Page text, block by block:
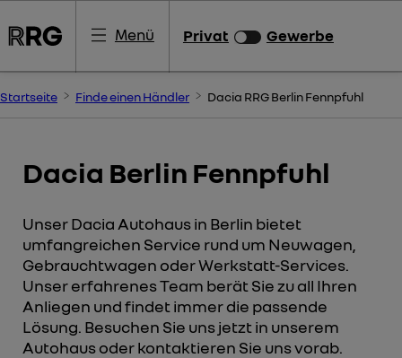
Menü Privat Gewerbe
Startseite Finde einen Händler Dacia RRG Berlin Fennpfuhl
Dacia Berlin Fennpfuhl
Unser Dacia Autohaus in Berlin bietet
umfangreichen Service rund um Neuwagen,
Gebrauchtwagen oder Werkstatt-Services.
Unser erfahrenes Team berät Sie zu all Ihren
Anliegen und findet immer die passende
Lösung. Besuchen Sie uns jetzt in unserem
Autohaus oder kontaktieren Sie uns vorab.